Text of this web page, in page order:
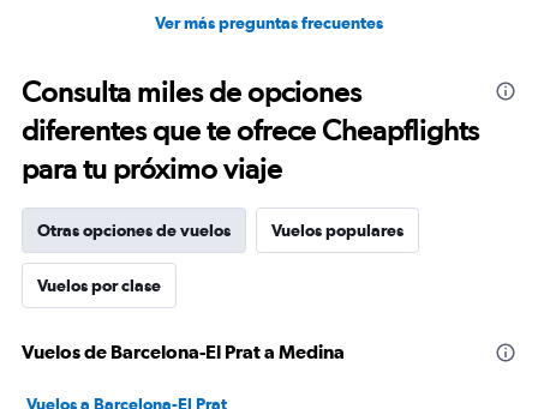
Ver más preguntas frecuentes
Consulta miles de opciones
diferentes que te ofrece Cheapflights
para tu próximo viaje
Otras opciones de vuelos Vuelos populares
Vuelos por clase
Vuelos de Barcelona-El Prat a Medina
Vuelos a Barcelona-El Prat